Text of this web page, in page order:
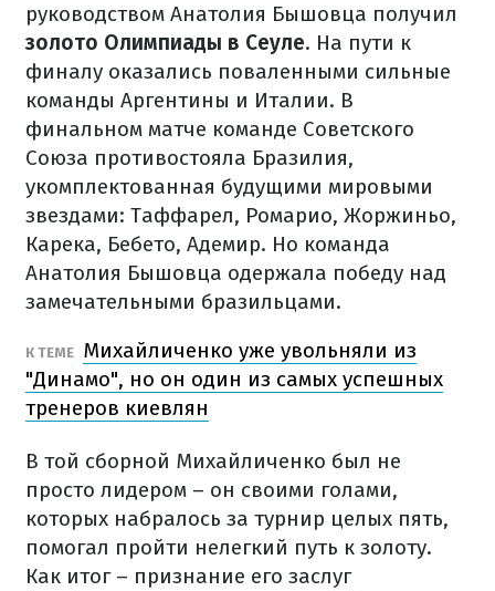
руководством Анатолия Бышовца получил
золото Олимпиады в Сеуле. На пути к
финалу оказались поваленными сильные
команды Аргентины и Италии. В
финальном матче команде Советского
Союза противостояла Бразилия,
укомплектованная будущими мировыми
звездами: Таффарел, Ромарио, Жоржиньо,
Карека, Бебето, Адемир. Но команда
Анатолия Бышовца одержала победу над
замечательными бразильцами.
К ТЕМЕ Михайличенко уже увольняли из
"Динамо", но он один из самых успешных
тренеров киевлян
В той сборной Михайличенко был не
просто лидером – он своими голами,
которых набралось за турнир целых пять,
помогал пройти нелегкий путь к золоту.
Как итог – признание его заслуг